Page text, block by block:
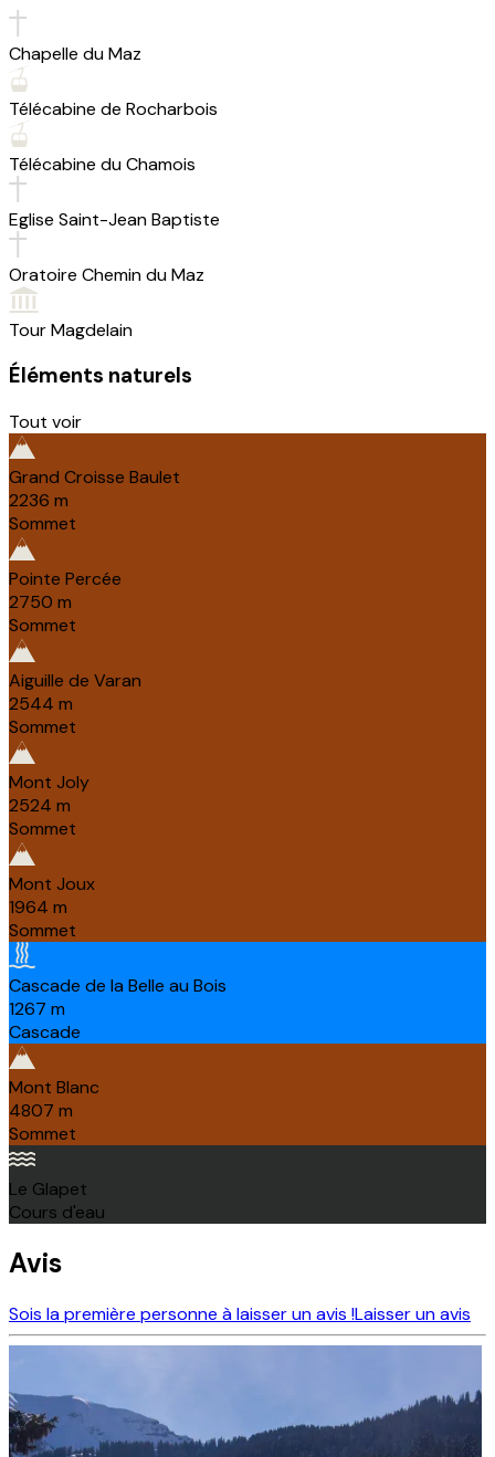
Chapelle du Maz
Télécabine de Rocharbois
Télécabine du Chamois
Eglise Saint-Jean Baptiste
Oratoire Chemin du Maz
Tour Magdelain
Éléments naturels
Tout voir
Grand Croisse Baulet
2236 m
Sommet
Pointe Percée
2750 m
Sommet
Aiguille de Varan
2544 m
Sommet
Mont Joly
2524 m
Sommet
Mont Joux
1964 m
Sommet
Cascade de la Belle au Bois
1267 m
Cascade
Mont Blanc
4807 m
Sommet
Le Glapet
Cours d'eau
Avis
Sois la première personne à laisser un avis !Laisser un avis